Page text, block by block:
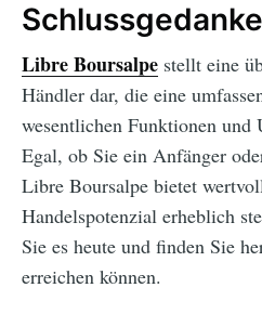
Libre Boursalpe stellt eine
Händler dar, die eine
wesentlichen Funktionen und
Egal, ob Sie ein Anfänger
Libre Boursalpe bietet
Handelspotenzial erheblich
Sie es heute und finden Sie
erreichen können.